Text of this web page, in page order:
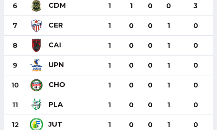
6 CDM 1 1 0 0 3
7 CER 1 0 0 1 0
8 CAI 1 0 0 1 0
9 UPN 1 0 0 1 0
10 CHO 1 0 0 1 0
11 PLA 1 0 0 1 0
12 JUT 1 0 0 1 0